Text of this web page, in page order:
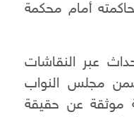
أمام محكمة
عبر النقاشات
مجلس النواب
عن حقيقة